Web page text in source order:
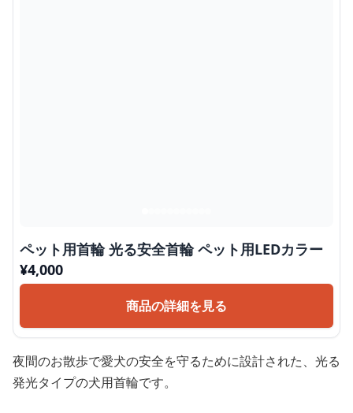
ペット用首輪 光る安全首輪 ペット用LEDカラー
¥4,000
商品の詳細を見る
夜間のお散歩で愛犬の安全を守るために設計された、光る
発光タイプの犬用首輪です。